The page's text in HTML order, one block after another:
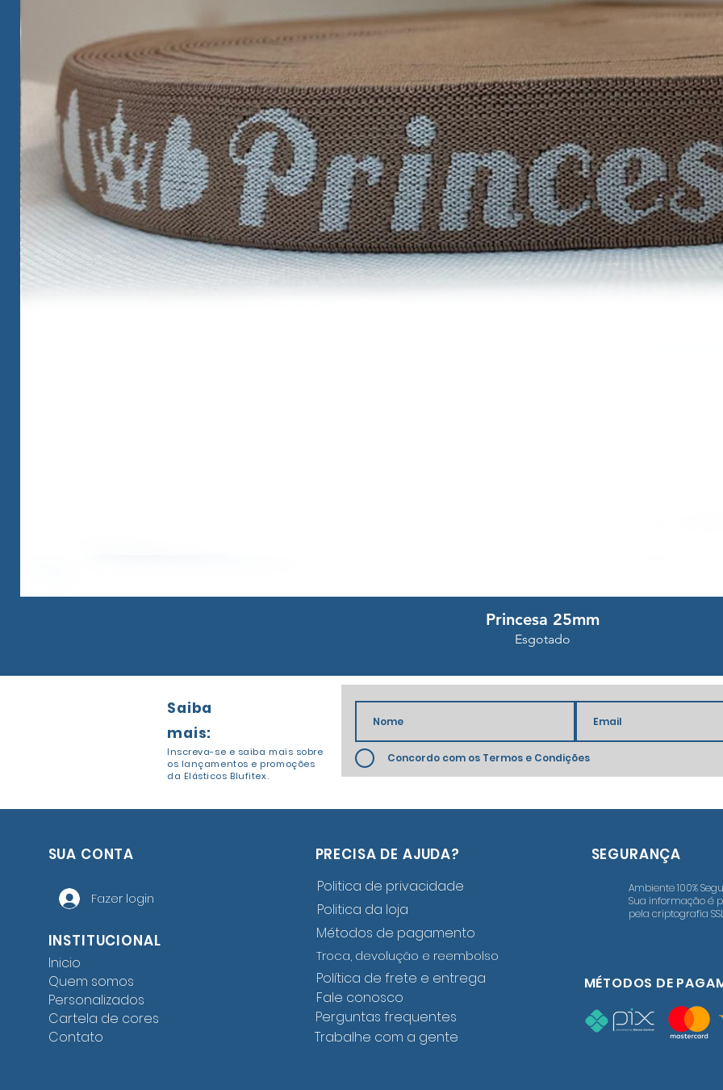
Visualização rápida
Princesa 25mm
Esgotado
Saiba
mais:
Inscreva-se e saiba mais sobre
os lançamentos e promoções
da Elásticos Blufitex.
Concordo com os Termos e Condições
SUA CONTA
Fazer login
INSTITUCIONAL
Inicio
Quem somos
Personalizados
Cartela de cores
Contato
PRECISA DE AJUDA?
Politica de privacidade
Politica da loja
Métodos de pagamento
Troca, devolução e reembolso
Política de frete e entrega
Fale conosco
Perguntas frequentes
Trabalhe com a gente
SEGURANÇA
Ambiente 100%
Sua informação é
pela criptografia
MÉTODOS DE